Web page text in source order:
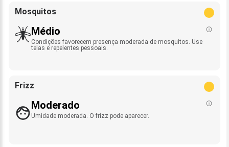
Mosquitos
Médio
Condições favorecem presença moderada de mosquitos. Use
telas e repelentes pessoais.
Frizz
Moderado
Umidade moderada. O frizz pode aparecer.